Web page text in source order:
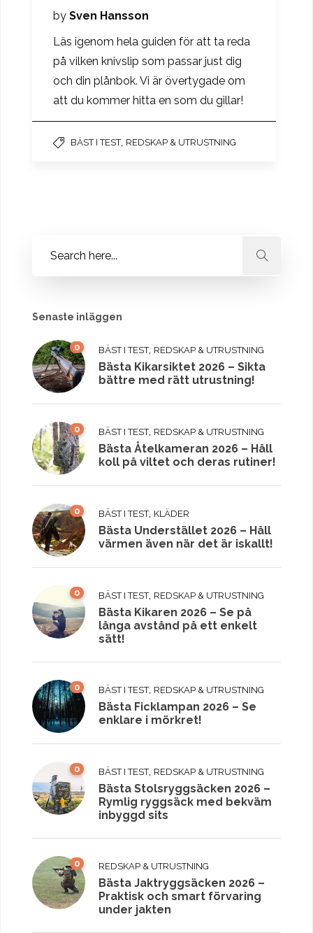
by Sven Hansson
Läs igenom hela guiden för att ta reda
på vilken knivslip som passar just dig
och din plånbok. Vi är övertygade om
att du kommer hitta en som du gillar!
BÄST I TEST, REDSKAP & UTRUSTNING
Senaste inläggen
0 BÄST I TEST, REDSKAP & UTRUSTNING
Bästa Kikarsiktet 2026 – Sikta
bättre med rätt utrustning!
0 BÄST I TEST, REDSKAP & UTRUSTNING
Bästa Åtelkameran 2026 – Håll
koll på viltet och deras rutiner!
0 BÄST I TEST, KLÄDER
Bästa Understället 2026 – Håll
värmen även när det är iskallt!
0 BÄST I TEST, REDSKAP & UTRUSTNING
Bästa Kikaren 2026 – Se på
långa avstånd på ett enkelt
sätt!
0 BÄST I TEST, REDSKAP & UTRUSTNING
Bästa Ficklampan 2026 – Se
enklare i mörkret!
0 BÄST I TEST, REDSKAP & UTRUSTNING
Bästa Stolsryggsäcken 2026 –
Rymlig ryggsäck med bekväm
inbyggd sits
0 REDSKAP & UTRUSTNING
Bästa Jaktryggsäcken 2026 –
Praktisk och smart förvaring
under jakten